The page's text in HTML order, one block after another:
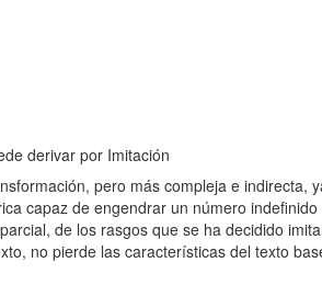
derivar por Imitación
pero más compleja e indirecta,
capaz de engendrar un número
de los rasgos que se ha decidido
no pierde las características del texto